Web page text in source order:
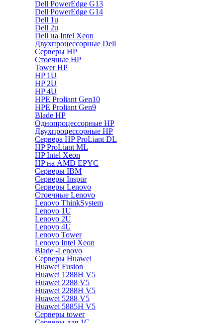
Dell PowerEdge G13
Dell PowerEdge G14
Dell 1u
Dell 2u
Dell на Intel Xeon
Двухпроцессорные Dell
Серверы HP
Стоечные HP
Tower HP
HP 1U
HP 2U
HP 4U
HPE Proliant Gen10
HPE Proliant Gen9
Blade HP
Однопроцессорные HP
Двухпроцессорные HP
Сервера HP ProLiant DL
HP ProLiant ML
HP Intel Xeon
HP на AMD EPYC
Серверы IBM
Серверы Inspur
Серверы Lenovo
Стоечные Lenovo
Lenovo ThinkSystem
Lenovo 1U
Lenovo 2U
Lenovo 4U
Lenovo Tower
Lenovo Intel Xeon
Blade -Lenovo
Серверы Huawei
Huawei Fusion
Huawei 1288H V5
Huawei 2288 V5
Huawei 2288H V5
Huawei 5288 V5
Huawei 5885H V5
Серверы tower